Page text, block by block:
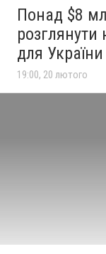
Понад $8
для України
19:00, 20 лютого